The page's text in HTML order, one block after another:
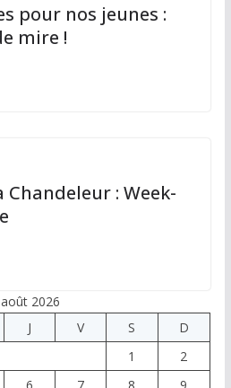
pour nos jeunes :
mire !
: Week-
août 2026
J V S
D
1
2